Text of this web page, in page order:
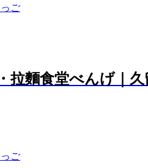
ご
拉麵食堂べんげ｜
ご